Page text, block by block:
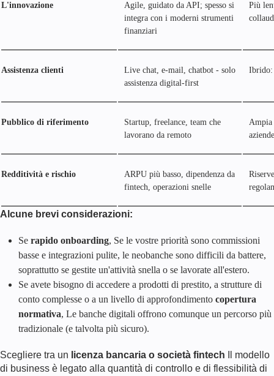
L'innovazione
Agile, guidato da API; spesso si
integra con i moderni strumenti
finanziari
Più
Assistenza clienti
Live chat, e-mail, chatbot - solo
assistenza digital-first
Ibrido:
Pubblico di riferimento
Startup, freelance, team che
lavorano da remoto
Ampia
Redditività e rischio
ARPU più basso, dipendenza da
fintech, operazioni snelle
Alcune brevi considerazioni:
Se rapido onboarding, Se le vostre priorità sono commissioni
basse e integrazioni pulite, le neobanche sono difficili da battere,
soprattutto se gestite un'attività snella o se lavorate all'estero.
Se avete bisogno di accedere a prodotti di prestito, a strutture di
conto complesse o a un livello di approfondimento copertura
normativa, Le banche digitali offrono comunque un percorso più
tradizionale (e talvolta più sicuro).
Scegliere tra un licenza bancaria o società fintech Il modello
di business è legato alla quantità di controllo e di flessibilità di